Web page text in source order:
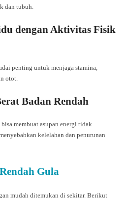
dan tubuh.
dengan Aktivitas Fisik
penting untuk menjaga stamina,
otot.
Badan Rendah
membuat asupan energi tidak
kelelahan dan penurunan
Gula
mudah ditemukan di sekitar. Berikut